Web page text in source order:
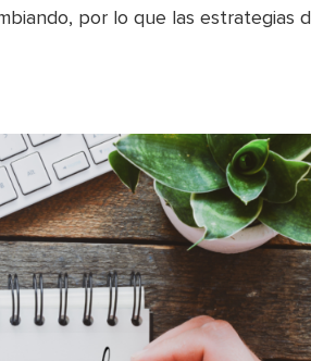
por lo que las estrategias